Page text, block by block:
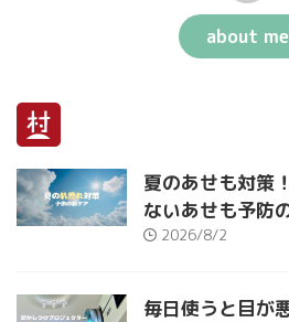
about me
夏のあせも対策
ないあせも予防
2026/8/2
毎日使うと目が